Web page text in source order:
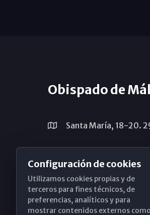
Obispado de
Santa María, 18-20.
Configuración de cookies
Utilizamos cookies propias y de
terceros para fines técnicos, de
preferencias, analíticos y para
mostrar contenidos externos como